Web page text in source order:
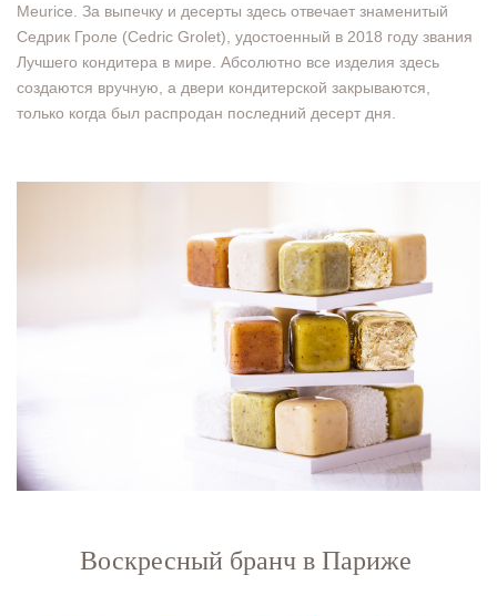
Meurice. За выпечку и десерты здесь отвечает знаменитый
Седрик Гроле (Cedric Grolet), удостоенный в 2018 году звания
Лучшего кондитера в мире. Абсолютно все изделия здесь
создаются вручную, а двери кондитерской закрываются,
только когда был распродан последний десерт дня.
Воскресный бранч в Париже